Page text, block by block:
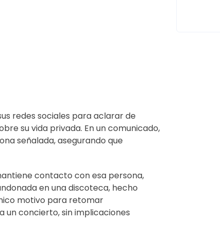
redes sociales para aclarar de
su vida privada. En un comunicado,
señalada, asegurando que
contacto con esa persona,
en una discoteca, hecho
motivo para retomar
un concierto, sin implicaciones